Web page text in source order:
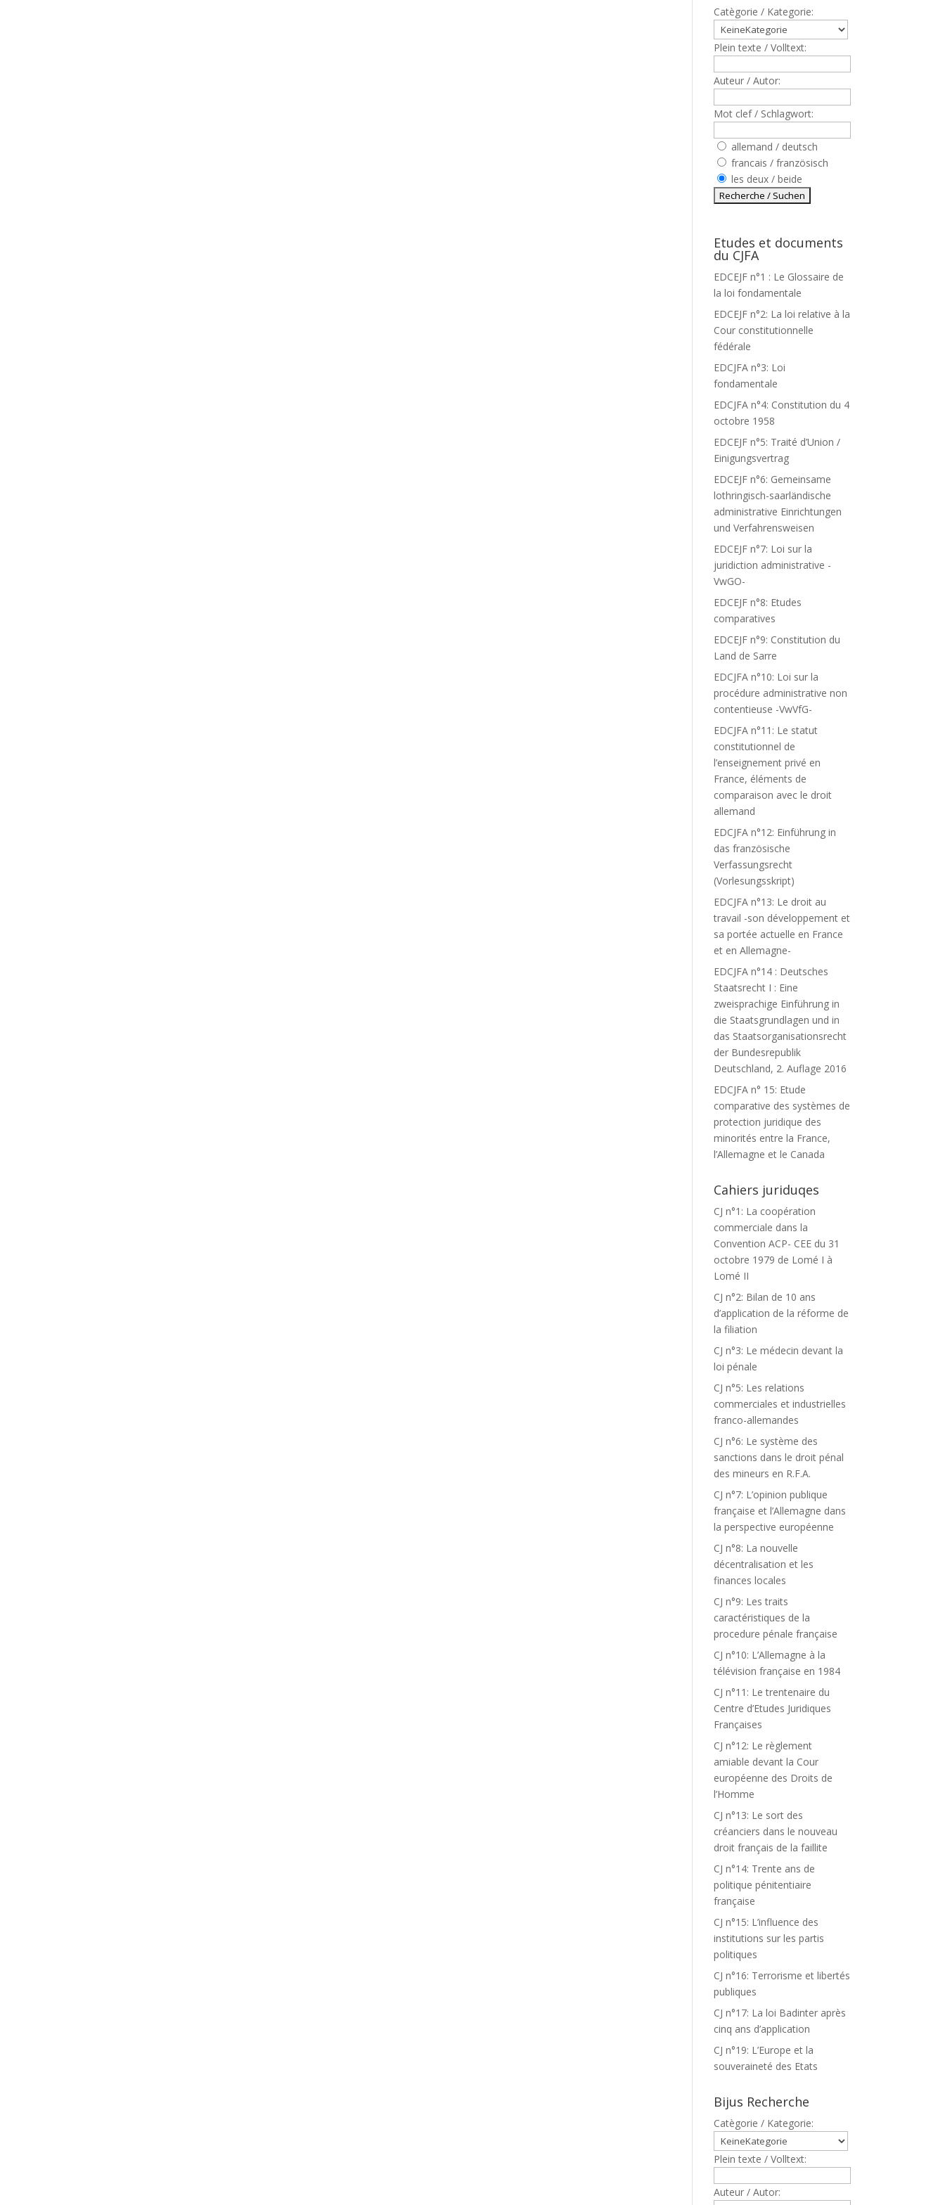
Catègorie / Kategorie:
Plein texte / Volltext:
Auteur / Autor:
Mot clef / Schlagwort:
allemand / deutsch
francais / französisch
les deux / beide
Etudes et documents
du CJFA
EDCEJF n°1 : Le Glossaire de
la loi fondamentale
EDCEJF n°2: La loi relative à la
Cour constitutionnelle
fédérale
EDCJFA n°3: Loi
fondamentale
EDCJFA n°4: Constitution du 4
octobre 1958
EDCEJF n°5: Traité d’Union /
Einigungsvertrag
EDCEJF n°6: Gemeinsame
lothringisch-saarländische
administrative Einrichtungen
und Verfahrensweisen
EDCEJF n°7: Loi sur la
juridiction administrative -
VwGO-
EDCEJF n°8: Etudes
comparatives
EDCEJF n°9: Constitution du
Land de Sarre
EDCJFA n°10: Loi sur la
procédure administrative non
contentieuse -VwVfG-
EDCJFA n°11: Le statut
constitutionnel de
l’enseignement privé en
France, éléments de
comparaison avec le droit
allemand
EDCJFA n°12: Einführung in
das französische
Verfassungsrecht
(Vorlesungsskript)
EDCJFA n°13: Le droit au
travail -son développement et
sa portée actuelle en France
et en Allemagne-
EDCJFA n°14 : Deutsches
Staatsrecht I : Eine
zweisprachige Einführung in
die Staatsgrundlagen und in
das Staatsorganisationsrecht
der Bundesrepublik
Deutschland, 2. Auflage 2016
EDCJFA n° 15: Etude
comparative des systèmes de
protection juridique des
minorités entre la France,
l’Allemagne et le Canada
Cahiers juriduqes
CJ n°1: La coopération
commerciale dans la
Convention ACP- CEE du 31
octobre 1979 de Lomé I à
Lomé II
CJ n°2: Bilan de 10 ans
d’application de la réforme de
la filiation
CJ n°3: Le médecin devant la
loi pénale
CJ n°5: Les relations
commerciales et industrielles
franco-allemandes
CJ n°6: Le système des
sanctions dans le droit pénal
des mineurs en R.F.A.
CJ n°7: L’opinion publique
française et l’Allemagne dans
la perspective européenne
CJ n°8: La nouvelle
décentralisation et les
finances locales
CJ n°9: Les traits
caractéristiques de la
procedure pénale française
CJ n°10: L’Allemagne à la
télévision française en 1984
CJ n°11: Le trentenaire du
Centre d’Etudes Juridiques
Françaises
CJ n°12: Le règlement
amiable devant la Cour
européenne des Droits de
l’Homme
CJ n°13: Le sort des
créanciers dans le nouveau
droit français de la faillite
CJ n°14: Trente ans de
politique pénitentiaire
française
CJ n°15: L’influence des
institutions sur les partis
politiques
CJ n°16: Terrorisme et libertés
publiques
CJ n°17: La loi Badinter après
cinq ans d’application
CJ n°19: L’Europe et la
souveraineté des Etats
Bijus Recherche
Catègorie / Kategorie:
Plein texte / Volltext:
Auteur / Autor: